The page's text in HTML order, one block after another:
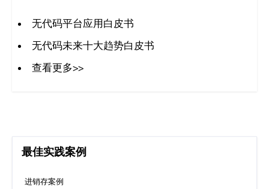
无代码平台应用白皮书
无代码未来十大趋势白皮书
查看更多>>
最佳实践案例
进销存案例